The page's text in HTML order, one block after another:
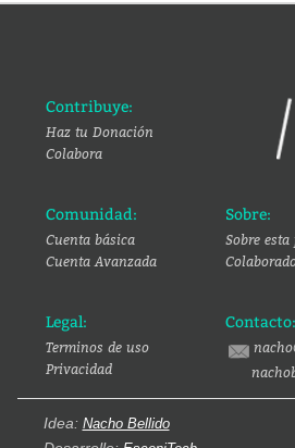
Contribuye:
Haz tu Donación
Colabora
Comunidad:
Cuenta básica
Cuenta Avanzada
Sobre:
Sobre
Legal:
Terminos de uso
Privacidad
Contacto:
Idea: Nacho Bellido